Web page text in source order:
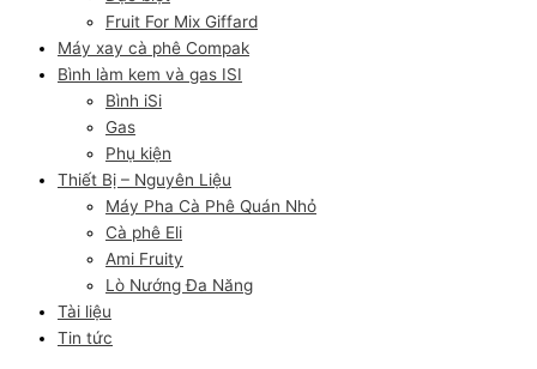
Fruit For Mix Giffard
Máy xay cà phê Compak
Bình làm kem và gas ISI
Bình iSi
Gas
Phụ kiện
Thiết Bị – Nguyên Liệu
Máy Pha Cà Phê Quán Nhỏ
Cà phê Eli
Ami Fruity
Lò Nướng Đa Năng
Tài liệu
Tin tức